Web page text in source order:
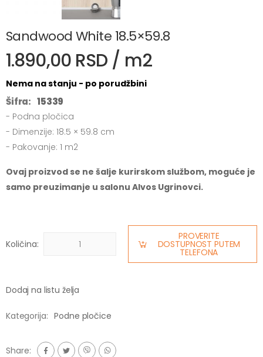
Sandwood White 18.5×59.8
1.890,00 RSD / m2
Nema na stanju - po porudžbini
Šifra: 15339
- Podna pločica
- Dimenzije: 18.5 × 59.8 cm
- Pakovanje: 1 m2
Ovaj proizvod se ne šalje kurirskom službom, moguće je
samo preuzimanje u salonu Alvos Ugrinovci.
Količina:
PROVERITE
DOSTUPNOST PUTEM
TELEFONA
Dodaj na listu želja
Kategorija: Podne pločice
Share: